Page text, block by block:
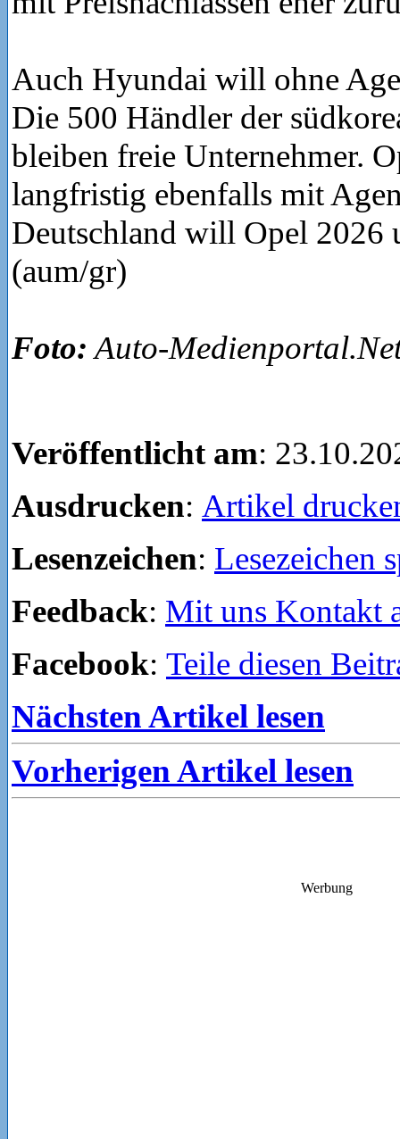
Auch Hyundai will ohne
Die 500 Händler der
bleiben freie Unternehmer.
langfristig ebenfalls mit
Deutschland will Opel 2026
(aum/gr)
Foto: Auto-
Veröffentlicht am:
Ausdrucken: Artikel
Lesenzeichen: Lesezeichen
Feedback: Mit uns Kontakt
Facebook: Teile diesen
Nächsten Artikel lesen
Vorherigen Artikel lesen
Werbung